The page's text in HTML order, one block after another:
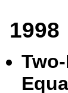
1998